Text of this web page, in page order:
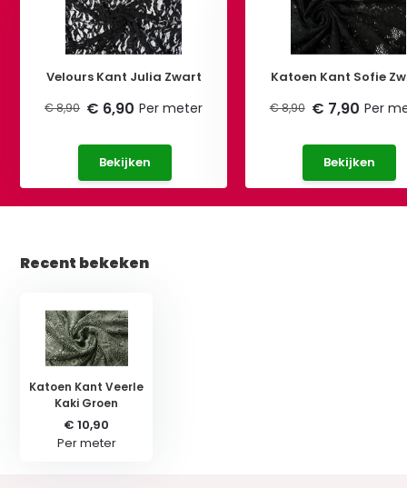
Velours Kant Julia Zwart
€ 8,90 € 6,90 Per meter
Bekijken
Katoen Kant Sofie
€ 8,90 € 7,90 Per
Bekijken
Recent bekeken
Katoen Kant Veerle
Kaki Groen
€ 10,90
Per meter